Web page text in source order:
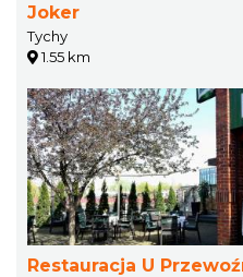
Joker
Tychy
1.55 km
Restauracja U